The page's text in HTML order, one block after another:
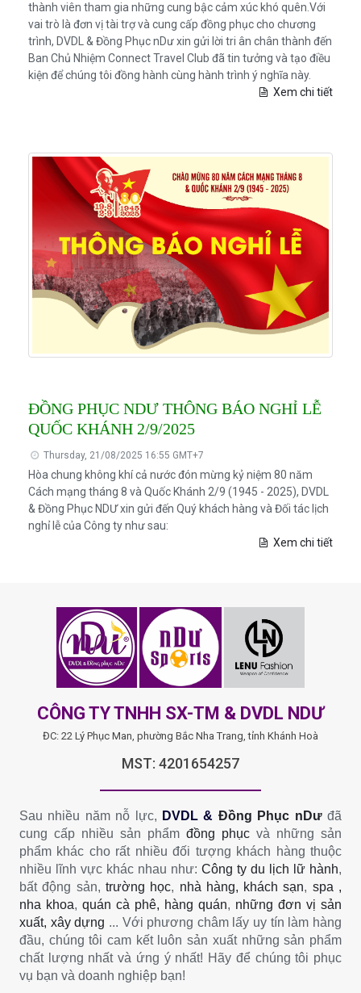
thành viên tham gia những cung bậc cảm xúc khó quên.Với
vai trò là đơn vị tài trợ và cung cấp đồng phục cho chương
trình, DVDL & Đồng Phục nDư xin gửi lời tri ân chân thành đến
Ban Chủ Nhiệm Connect Travel Club đã tin tưởng và tạo điều
kiện để chúng tôi đồng hành cùng hành trình ý nghĩa này.
Xem chi tiết
ĐỒNG PHỤC NDƯ THÔNG BÁO NGHỈ LỄ
QUỐC KHÁNH 2/9/2025
Thursday, 21/08/2025 16:55 GMT+7
Hòa chung không khí cả nước đón mừng kỷ niệm 80 năm
Cách mạng tháng 8 và Quốc Khánh 2/9 (1945 - 2025), DVDL
& Đồng Phục NDƯ xin gửi đến Quý khách hàng và Đối tác lịch
nghỉ lễ của Công ty như sau:
Xem chi tiết
CÔNG TY TNHH SX-TM & DVDL NDƯ
ĐC: 22 Lý Phục Man, phường Bắc Nha Trang, tỉnh Khánh Hoà
MST: 4201654257
Sau nhiều năm nỗ lực, DVDL & Đồng Phục nDưđã
cung cấp nhiều sản phẩm đồng phục và những sản
phẩm khác cho rất nhiều đối tượng khách hàng thuộc
nhiều lĩnh vực khác nhau như: Công ty du lịch lữ hành,
bất động sản, trường học, nhà hàng, khách sạn, spa ,
nha khoa, quán cà phê, hàng quán, những đơn vị sản
xuất, xây dựng ... Với phương châm lấy uy tín làm hàng
đầu, chúng tôi cam kết luôn sản xuất những sản phẩm
chất lượng nhất và ứng ý nhất! Hãy để chúng tôi phục
vụ bạn và doanh nghiệp bạn!